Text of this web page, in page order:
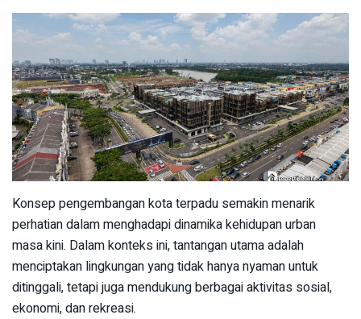
Konsep pengembangan kota terpadu semakin menarik
perhatian dalam menghadapi dinamika kehidupan urban
masa kini. Dalam konteks ini, tantangan utama adalah
menciptakan lingkungan yang tidak hanya nyaman untuk
ditinggali, tetapi juga mendukung berbagai aktivitas sosial,
ekonomi, dan rekreasi.